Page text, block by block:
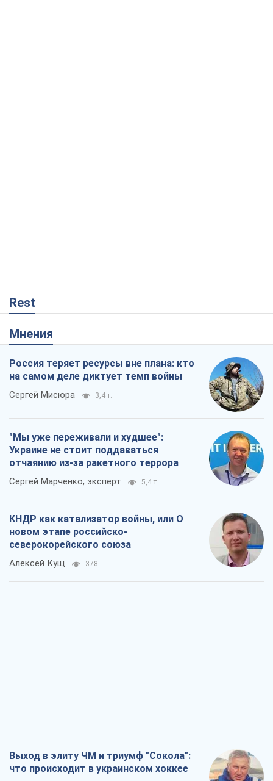
Rest
Мнения
Россия теряет ресурсы вне плана: кто
на самом деле диктует темп войны
Сергей Мисюра 3,4 т.
"Мы уже переживали и худшее":
Украине не стоит поддаваться
отчаянию из-за ракетного террора
Сергей Марченко, эксперт 5,4 т.
КНДР как катализатор войны, или О
новом этапе российско-
северокорейского союза
Алексей Кущ 378
Выход в элиту ЧМ и триумф "Сокола":
что происходит в украинском хоккее